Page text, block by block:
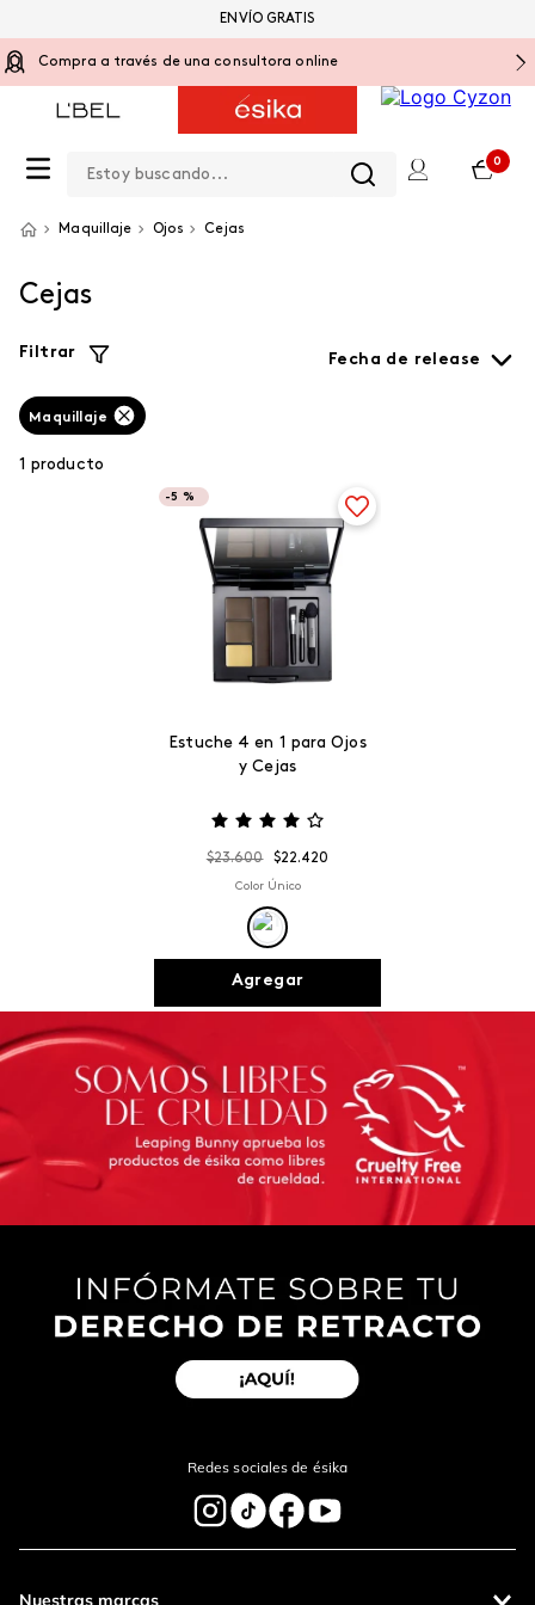
Compra a través de una consultora online
0
ENVÍO GRATIS
Maquillaje Ojos Cejas
Cejas
Filtrar Fecha de release
Maquillaje
1 producto
Estuche 4 en 1 para Ojos
y Cejas
-5 %
$23.600 $22.420
Color Único
Agregar
Redes sociales de ésika
Nuestras marcas